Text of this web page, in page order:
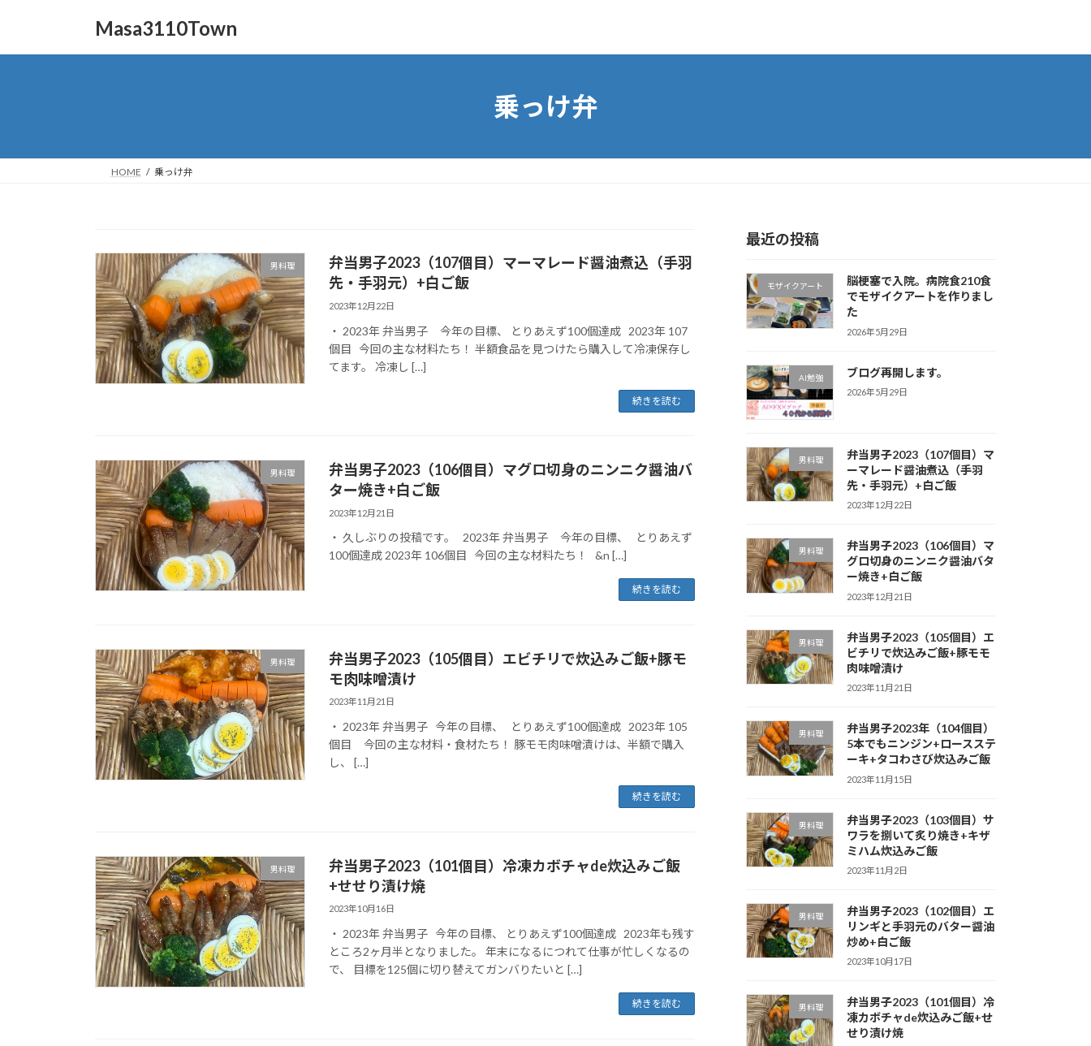
Masa3110Town
乗っけ弁
HOME 乗っけ弁
男料理
弁当男子2023（107個目）マーマレード醤油煮込（手羽
先・手羽元）+白ご飯
2023年12月22日
・ 2023年 弁当男子 今年の目標、 とりあえず100個達成 2023年 107
個目 今回の主な材料たち！ 半額食品を見つけたら購入して冷凍保存し
てます。 冷凍し […]
続きを読む
男料理
弁当男子2023（106個目）マグロ切身のニンニク醤油バ
ター焼き+白ご飯
2023年12月21日
・ 久しぶりの投稿です。 2023年 弁当男子 今年の目標、 とりあえず
100個達成 2023年 106個目 今回の主な材料たち！ &n […]
続きを読む
男料理
弁当男子2023（105個目）エビチリで炊込みご飯+豚モ
モ肉味噌漬け
2023年11月21日
・ 2023年 弁当男子 今年の目標、 とりあえず100個達成 2023年 105
個目 今回の主な材料・食材たち！ 豚モモ肉味噌漬けは、半額で購入
し、 […]
続きを読む
男料理
弁当男子2023（101個目）冷凍カボチャde炊込みご飯
+せせり漬け焼
2023年10月16日
・ 2023年 弁当男子 今年の目標、 とりあえず100個達成 2023年も残す
ところ2ヶ月半となりました。 年末になるにつれて仕事が忙しくなるの
で、 目標を125個に切り替えてガンバりたいと […]
続きを読む
最近の投稿
モザイクアート
脳梗塞で入院。病院食210食
でモザイクアートを作りまし
た
2026年5月29日
AI勉強 ブログ再開します。
2026年5月29日
男料理
弁当男子2023（107個目）マ
ーマレード醤油煮込（手羽
先・手羽元）+白ご飯
2023年12月22日
男料理
弁当男子2023（106個目）マ
グロ切身のニンニク醤油バタ
ー焼き+白ご飯
2023年12月21日
男料理
弁当男子2023（105個目）エ
ビチリで炊込みご飯+豚モモ
肉味噌漬け
2023年11月21日
男料理
弁当男子2023年（104個目）
5本でもニンジン+ロースステ
ーキ+タコわさび炊込みご飯
2023年11月15日
男料理
弁当男子2023（103個目）サ
ワラを捌いて炙り焼き+キザ
ミハム炊込みご飯
2023年11月2日
男料理
弁当男子2023（102個目）エ
リンギと手羽元のバター醤油
炒め+白ご飯
2023年10月17日
男料理
弁当男子2023（101個目）冷
凍カボチャde炊込みご飯+せ
せり漬け焼